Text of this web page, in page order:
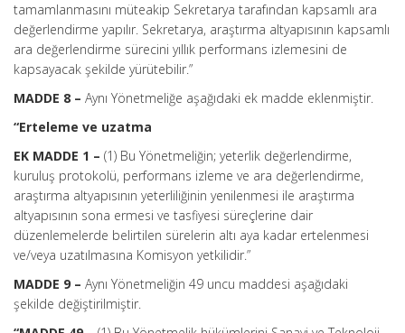
tamamlanmasını müteakip Sekretarya tarafından kapsamlı ara
değerlendirme yapılır. Sekretarya, araştırma altyapısının kapsamlı
ara değerlendirme sürecini yıllık performans izlemesini de
kapsayacak şekilde yürütebilir.”
MADDE 8 – Aynı Yönetmeliğe aşağıdaki ek madde eklenmiştir.
“Erteleme ve uzatma
EK MADDE 1 – (1) Bu Yönetmeliğin; yeterlik değerlendirme,
kuruluş protokolü, performans izleme ve ara değerlendirme,
araştırma altyapısının yeterliliğinin yenilenmesi ile araştırma
altyapısının sona ermesi ve tasfiyesi süreçlerine dair
düzenlemelerde belirtilen sürelerin altı aya kadar ertelenmesi
ve/veya uzatılmasına Komisyon yetkilidir.”
MADDE 9 – Aynı Yönetmeliğin 49 uncu maddesi aşağıdaki
şekilde değiştirilmiştir.